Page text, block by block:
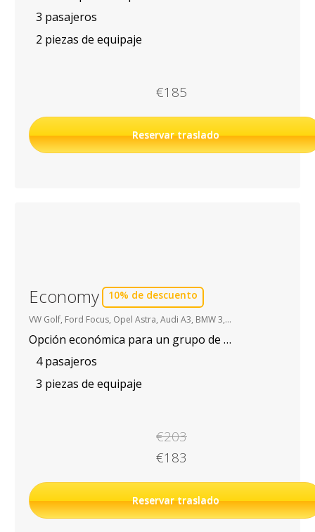
3 pasajeros
2 piezas de equipaje
€185
Reservar traslado
Economy 10% de descuento
VW Golf, Ford Focus, Opel Astra, Audi A3, BMW 3, etc.
Opción económica para un grupo de hasta 3-4 personas
4 pasajeros
3 piezas de equipaje
€203
€183
Reservar traslado